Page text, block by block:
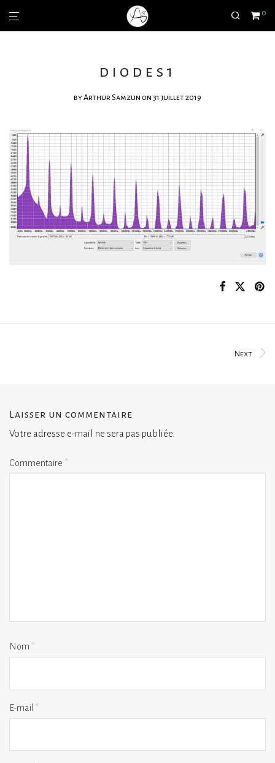
0
diodes1
byArthur Samzun on 31 juillet 2019
Next
Laisser un commentaire
Votre adresse e-mail ne sera pas publiée.
Commentaire *
Nom *
E-mail *